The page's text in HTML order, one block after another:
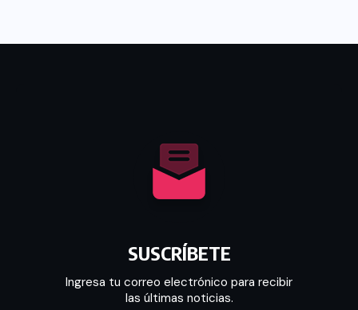
SUSCRÍBETE
Ingresa tu correo electrónico para recibir
las últimas noticias.